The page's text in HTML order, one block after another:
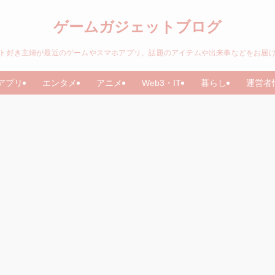
ゲームガジェットブログ
好き主婦が最近のゲームやスマホアプリ、話題のアイテムや出来事などをお届け
プリ エンタメ アニメ Web3・IT 暮らし 運営者